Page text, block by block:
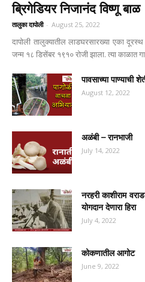
ब्रिगेडियर निजानंद विष्णू बाळ
तालुका दापोली - August 25, 2022
दापोली तालुक्यातील लाडघरसारख्या एका
जन्म १८ डिसेंबर १९१० रोजी झाला. त्या काळात
पावसाच्या पाण्याची
August 12, 2022
अळंबी – रानभाजी
July 14, 2022
नरहरी काशीराम
योगदान देणारा हिरा
July 4, 2022
कोकणातील आगोट
June 9, 2022